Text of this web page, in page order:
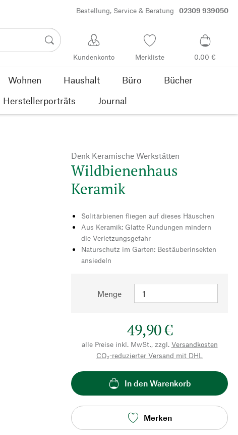
Bestellung, Service & Beratung 02309 939050
Kundenkonto Merkliste 0,00 €
Wohnen Haushalt Büro
Bücher
Herstellerporträts Journal
Denk Keramische Werkstätten
Wildbienenhaus
Keramik
Solitärbienen fliegen auf dieses Häuschen
Aus Keramik: Glatte Rundungen mindern
die Verletzungsgefahr
Naturschutz im Garten: Bestäuberinsekten
ansiedeln
Menge
49,90 €
alle Preise inkl. MwSt., zzgl. Versandkosten
CO₂-reduzierter Versand mit DHL
In den Warenkorb
Merken